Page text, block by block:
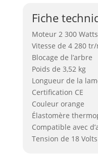
Fiche
Moteur 2 300 Watts
Vitesse de 4 280
Blocage de l’arbre
Poids de 3,52 kg
Longueur de la
Certification CE
Couleur orange
Élastomère
Compatible avec
Tension de 18 Volts